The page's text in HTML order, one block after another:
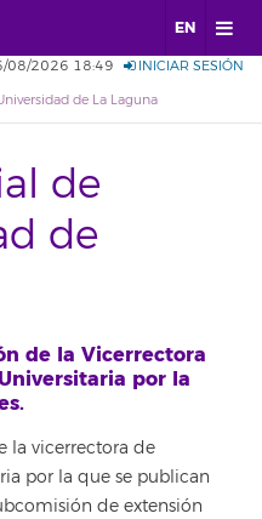
EN
08/2026 18:49 INICIAR SESIÓN
de La Laguna
de
de
de la Vicerrectora
por la
la vicerrectora de
por la que se publican
de extensión